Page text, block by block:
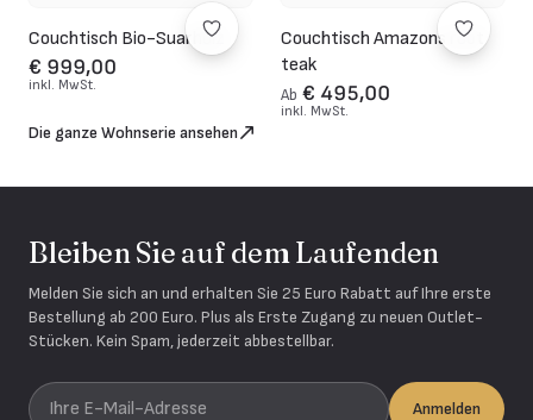
Couchtisch Bio-Suarholz
€ 999,00
inkl. MwSt.
Couchtisch Amazons root
teak
Ab € 495,00
inkl. MwSt.
Die ganze Wohnserie ansehen
Bleiben Sie auf dem Laufenden
Melden Sie sich an und erhalten Sie 25 Euro Rabatt auf Ihre erste
Bestellung ab 200 Euro. Plus als Erste Zugang zu neuen Outlet-
Stücken. Kein Spam, jederzeit abbestellbar.
Ihre E-Mail-Adresse
Anmelden